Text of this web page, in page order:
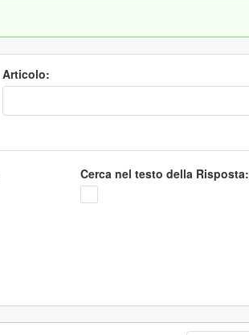
Articolo:
Cerca nel testo della Risposta: